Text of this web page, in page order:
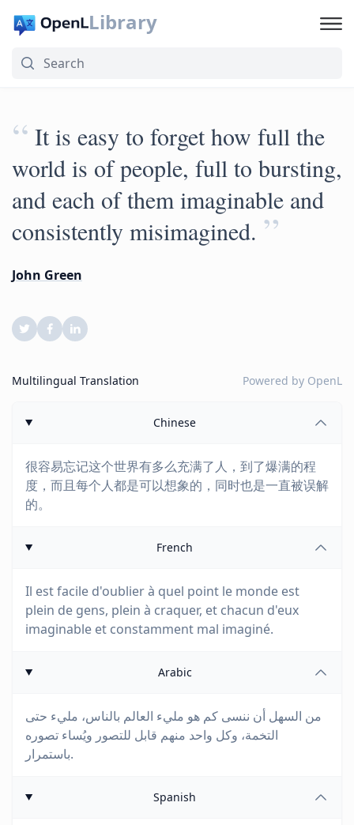
Library
“ It is easy to forget how full the
world is of people, full to bursting,
and each of them imaginable and
consistently misimagined. ”
John Green
Multilingual Translation Powered by OpenL
Chinese
很容易忘记这个世界有多么充满了人，到了爆满的程
度，而且每个人都是可以想象的，同时也是一直被误解
的。
French
Il est facile d'oublier à quel point le monde est
plein de gens, plein à craquer, et chacun d'eux
imaginable et constamment mal imaginé.
Arabic
من السهل أن ننسى كم هو مليء العالم بالناس، مليء حتى
التخمة، وكل واحد منهم قابل للتصور ويُساء تصوره
باستمرار.
Spanish